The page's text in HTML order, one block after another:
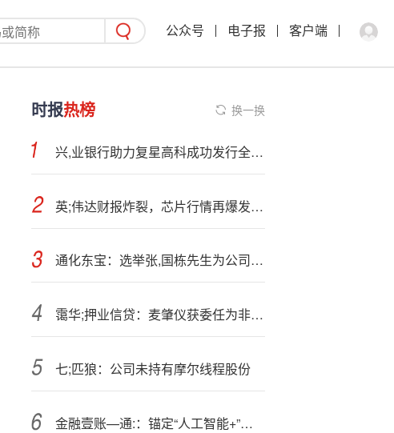
公众号 电子报 客户端
时报热榜 换一换
兴,业银行助力复星高科成功发行全球首单民营企业玉兰债 -- 兴业银行官方网站
英;伟达财报炸裂，芯片行情再爆发！首只聚焦“港股芯片”产业链的港股信息技术ETF（159131）上涨超1%
通化东宝：选举张,国栋先生为公司第十一届董事会职工代表董事
霭华;押业信贷：麦肇仪获委任为非执行董事
七;匹狼：公司未持有摩尔线程股份
金融壹账—通:：锚定“人工智能+”战略 书写生态赋能新答卷